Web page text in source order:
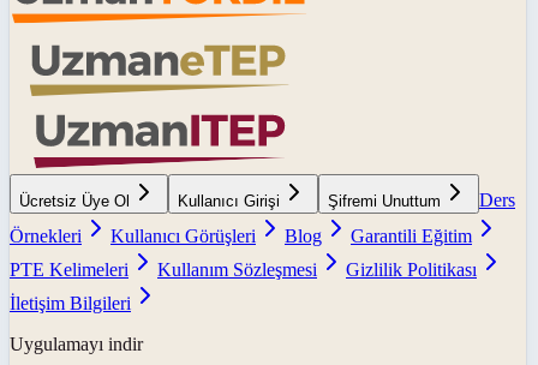
Ücretsiz Üye Ol Kullanıcı Girişi Şifremi Unuttum
Ders
Örnekleri
Kullanıcı Görüşleri Blog
Garantili Eğitim
PTE Kelimeleri
Kullanım Sözleşmesi
Gizlilik Politikası
İletişim Bilgileri
Uygulamayı indir